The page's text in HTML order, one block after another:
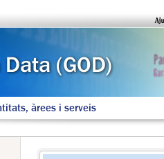
àrees i serveis